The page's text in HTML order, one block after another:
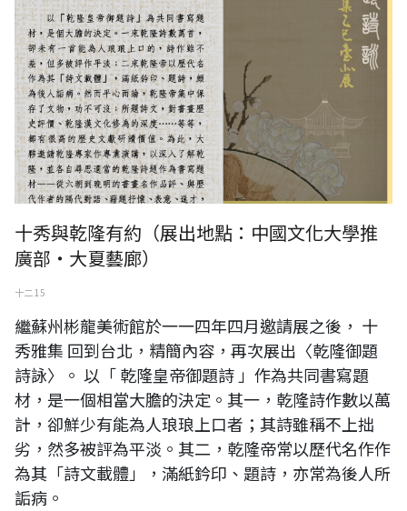
十秀與乾隆有約（展出地點：中國文化大學推
廣部・大夏藝廊）
十二 15
繼蘇州彬龍美術館於一一四年四月邀請展之後， 十
秀雅集 回到台北，精簡內容，再次展出〈乾隆御題
詩詠〉。 以「 乾隆皇帝御題詩 」作為共同書寫題
材，是一個相當大膽的決定。其一，乾隆詩作數以萬
計，卻鮮少有能為人琅琅上口者；其詩雖稱不上拙
劣，然多被評為平淡。其二，乾隆帝常以歷代名作作
為其「詩文載體」，滿紙鈐印、題詩，亦常為後人所
詬病。